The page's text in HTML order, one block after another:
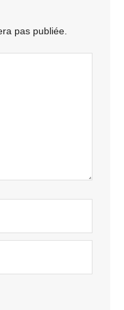
pas publiée.